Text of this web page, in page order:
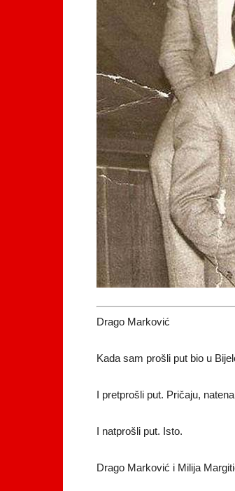
Drago Marković
Kada sam prošli put bio u
I pretprošli put. Pričaju,
I natprošli put. Isto.
Drago Marković i Milija